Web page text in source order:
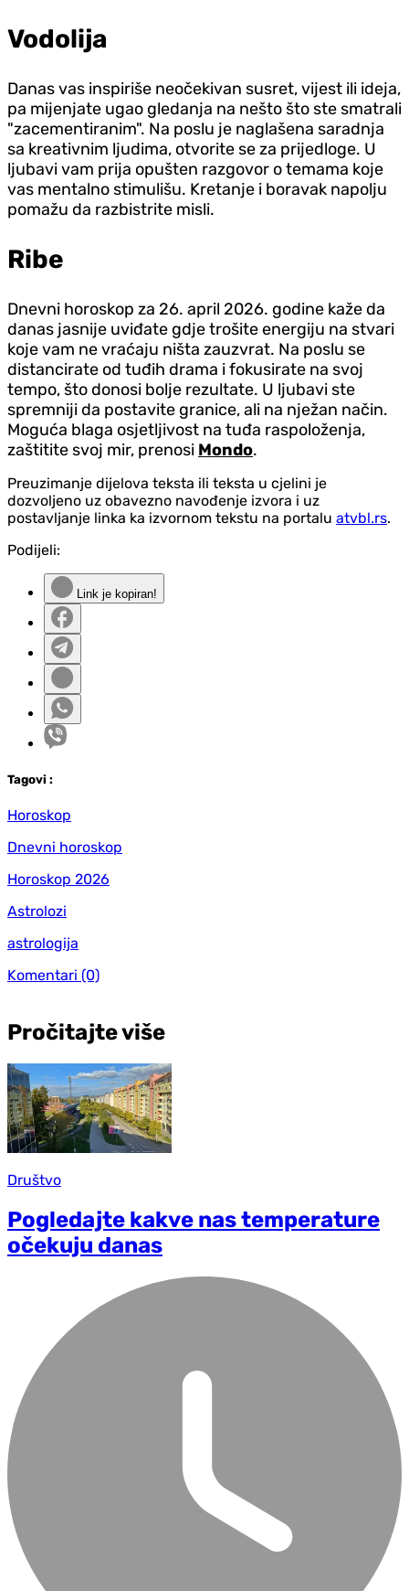
Vodolija
Danas vas inspiriše neočekivan susret, vijest ili ideja,
pa mijenjate ugao gledanja na nešto što ste smatrali
"zacementiranim". Na poslu je naglašena saradnja
sa kreativnim ljudima, otvorite se za prijedloge. U
ljubavi vam prija opušten razgovor o temama koje
vas mentalno stimulišu. Kretanje i boravak napolju
pomažu da razbistrite misli.
Ribe
Dnevni horoskop za 26. april 2026. godine kaže da
danas jasnije uviđate gd‌je trošite energiju na stvari
koje vam ne vraćaju ništa zauzvrat. Na poslu se
distancirate od tuđih drama i fokusirate na svoj
tempo, što donosi bolje rezultate. U ljubavi ste
spremniji da postavite granice, ali na nježan način.
Moguća blaga osjetljivost na tuđa raspoloženja,
zaštitite svoj mir, prenosi Mondo.
Preuzimanje dijelova teksta ili teksta u cjelini je
dozvoljeno uz obavezno navođenje izvora i uz
postavljanje linka ka izvornom tekstu na portalu atvbl.rs.
Podijeli:
Link je kopiran!
Tagovi :
Horoskop
Dnevni horoskop
Horoskop 2026
Astrolozi
astrologija
Komentari (0)
Pročitajte više
Društvo
Pogledajte kakve nas temperature
očekuju danas